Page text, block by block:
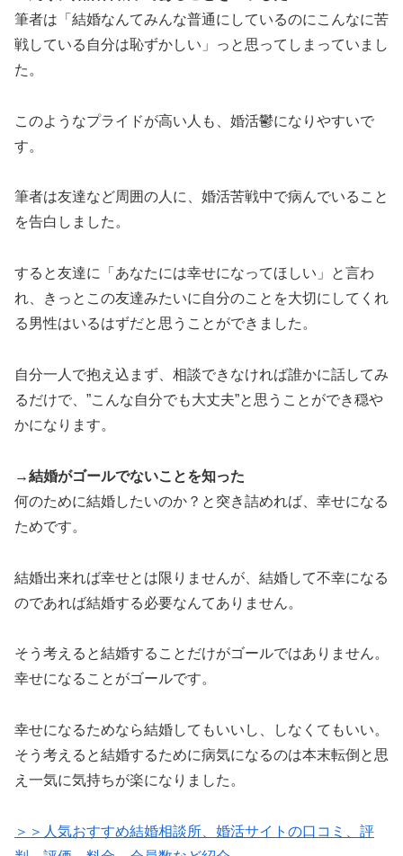
筆者は「結婚なんてみんな普通にしているのにこんなに苦
戦している自分は恥ずかしい」っと思ってしまっていまし
た。
このようなプライドが高い人も、婚活鬱になりやすいで
す。
筆者は友達など周囲の人に、婚活苦戦中で病んでいること
を告白しました。
すると友達に「あなたには幸せになってほしい」と言わ
れ、きっとこの友達みたいに自分のことを大切にしてくれ
る男性はいるはずだと思うことができました。
自分一人で抱え込まず、相談できなければ誰かに話してみ
るだけで、”こんな自分でも大丈夫”と思うことができ穏や
かになります。
→結婚がゴールでないことを知った
何のために結婚したいのか？と突き詰めれば、幸せになる
ためです。
結婚出来れば幸せとは限りませんが、結婚して不幸になる
のであれば結婚する必要なんてありません。
そう考えると結婚することだけがゴールではありません。
幸せになることがゴールです。
幸せになるためなら結婚してもいいし、しなくてもいい。
そう考えると結婚するために病気になるのは本末転倒と思
え一気に気持ちが楽になりました。
＞＞人気おすすめ結婚相談所、婚活サイトの口コミ、評